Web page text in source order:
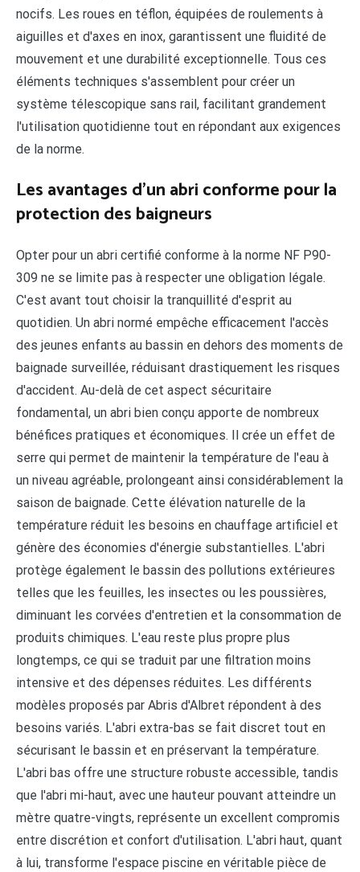
nocifs. Les roues en téflon, équipées de roulements à
aiguilles et d'axes en inox, garantissent une fluidité de
mouvement et une durabilité exceptionnelle. Tous ces
éléments techniques s'assemblent pour créer un
système télescopique sans rail, facilitant grandement
l'utilisation quotidienne tout en répondant aux exigences
de la norme.
Les avantages d'un abri conforme pour la
protection des baigneurs
Opter pour un abri certifié conforme à la norme NF P90-
309 ne se limite pas à respecter une obligation légale.
C'est avant tout choisir la tranquillité d'esprit au
quotidien. Un abri normé empêche efficacement l'accès
des jeunes enfants au bassin en dehors des moments de
baignade surveillée, réduisant drastiquement les risques
d'accident. Au-delà de cet aspect sécuritaire
fondamental, un abri bien conçu apporte de nombreux
bénéfices pratiques et économiques. Il crée un effet de
serre qui permet de maintenir la température de l'eau à
un niveau agréable, prolongeant ainsi considérablement la
saison de baignade. Cette élévation naturelle de la
température réduit les besoins en chauffage artificiel et
génère des économies d'énergie substantielles. L'abri
protège également le bassin des pollutions extérieures
telles que les feuilles, les insectes ou les poussières,
diminuant les corvées d'entretien et la consommation de
produits chimiques. L'eau reste plus propre plus
longtemps, ce qui se traduit par une filtration moins
intensive et des dépenses réduites. Les différents
modèles proposés par Abris d'Albret répondent à des
besoins variés. L'abri extra-bas se fait discret tout en
sécurisant le bassin et en préservant la température.
L'abri bas offre une structure robuste accessible, tandis
que l'abri mi-haut, avec une hauteur pouvant atteindre un
mètre quatre-vingts, représente un excellent compromis
entre discrétion et confort d'utilisation. L'abri haut, quant
à lui, transforme l'espace piscine en véritable pièce de